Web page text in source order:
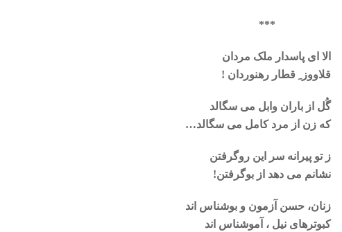
***
الا ای پاسدار ملک مردان
قلاووز ِ قطار رهنوردان !
گُل از باران وابل می سگالد
که زن از مرد کامل می سگالد…
ز تو پیرانه سر این روگرفتن
نشانم می دهد از بوگرفتن!
زنان، حسن آزمون و بوشناس اند
کبوترهای نیل ، آموشناس اند